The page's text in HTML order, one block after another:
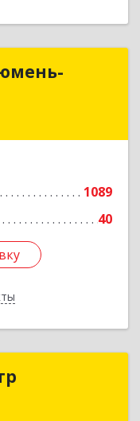
1089
40
"Тюмень-
Подробнее
центр